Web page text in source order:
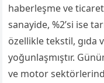
haberleşme ve
sanayide, %2’si ise
özellikle tekstil,
yoğunlaşmıştır.
ve motor